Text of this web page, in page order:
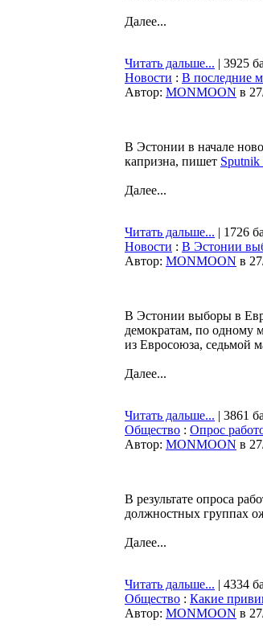
Далее...
Читать дальше... | 3925
Новости : В последние
Автор: MONMOON в
В Эстонии в начале
капризна, пишет
Далее...
Читать дальше... | 1726
Новости : В Эстонии
Автор: MONMOON в
В Эстонии выборы в
демократам, по одному
из Евросоюза, седьмой
Далее...
Читать дальше... | 3861
Общество : Опрос
Автор: MONMOON в
В результате опроса
должностных группах
Далее...
Читать дальше... | 4334
Общество : Какие
Автор: MONMOON в